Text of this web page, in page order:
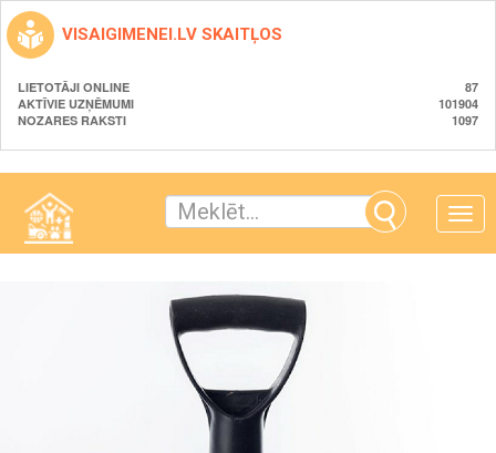
VISAIGIMENEI.LV SKAITĻOS
LIETOTĀJI ONLINE
87
AKTĪVIE UZŅĒMUMI
101904
NOZARES RAKSTI
1097
Toggle